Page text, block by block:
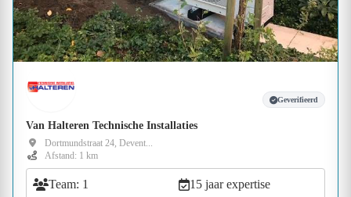
Geverifieerd
Van Halteren Technische Installaties
Dortmundstraat 24, Devent...
Afstand: 1 km
Team: 1 15 jaar expertise